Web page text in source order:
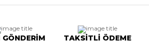
TAKSİTLİ ÖDEME